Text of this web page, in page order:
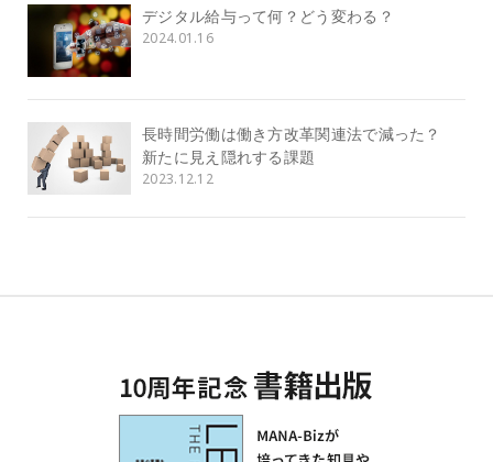
デジタル給与って何？どう変わる？
2024.01.16
長時間労働は働き方改革関連法で減った？
新たに見え隠れする課題
2023.12.12